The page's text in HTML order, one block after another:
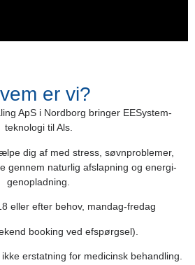
er vi?
ApS i Nordborg bringer EESystem-
teknologi til Als.
dig af med stress, søvnproblemer,
gennem naturlig afslapning og energi-
genopladning.
eller efter behov, mandag-fredag
booking ved efspørgsel).
erstatning for medicinsk behandling.